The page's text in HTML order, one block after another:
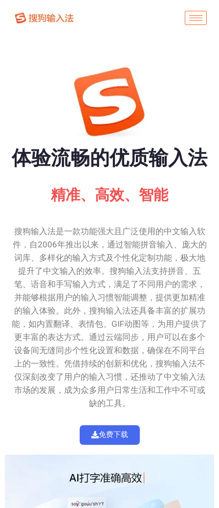
体验流畅的优质输入法
精准、高效、智能
搜狗输入法是一款功能强大且广泛使用的中文输入软
件，自2006年推出以来，通过智能拼音输入、庞大的
词库、多样化的输入方式及个性化定制功能，极大地
提升了中文输入的效率。搜狗输入法支持拼音、五
笔、语音和手写输入方式，满足了不同用户的需求，
并能够根据用户的输入习惯智能调整，提供更加精准
的输入体验。此外，搜狗输入法还具备丰富的扩展功
能，如内置翻译、表情包、GIF动图等，为用户提供了
更丰富的表达方式。通过云端同步，用户可以在多个
设备间无缝同步个性化设置和数据，确保在不同平台
上的一致性。凭借持续的创新和优化，搜狗输入法不
仅深刻改变了用户的输入习惯，还推动了中文输入法
市场的发展，成为众多用户日常生活和工作中不可或
缺的工具。
免费下载